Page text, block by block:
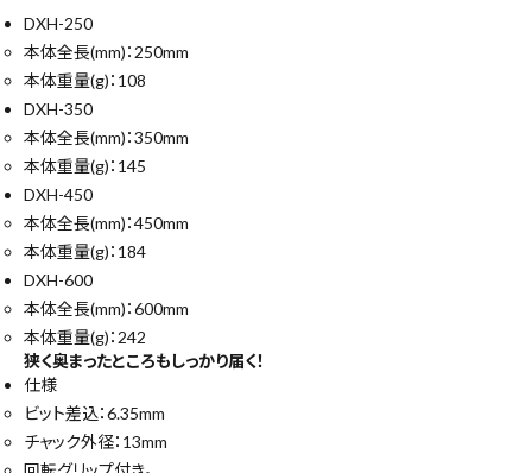
DXH-250
本体全長(mm)：250mm
本体重量(g)：108
DXH-350
本体全長(mm)：350mm
本体重量(g)：145
DXH-450
本体全長(mm)：450mm
本体重量(g)：184
DXH-600
本体全長(mm)：600mm
本体重量(g)：242
狭く奥まったところもしっかり届く！
仕様
ビット差込：6.35mm
チャック外径：13mm